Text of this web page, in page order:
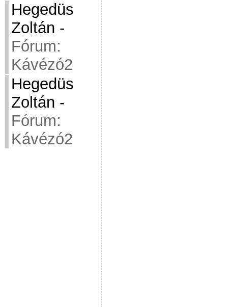
Hegedüs
Zoltán -
Fórum:
Kávézó2
Hegedüs
Zoltán -
Fórum:
Kávézó2